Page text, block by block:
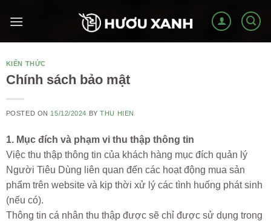
KIẾN THỨC
Chính sách bảo mật
POSTED ON 15/12/2024 BYTHU HIEN
1. Mục đích và phạm vi thu thập thông tin
Việc thu thập thông tin của khách hàng mục đích quản lý
Người Tiêu Dùng liên quan đến các hoạt động mua sản
phẩm trên website và kịp thời xử lý các tình huống phát sinh
(nếu có).
Thông tin cá nhân thu thập được sẽ chỉ được sử dụng trong